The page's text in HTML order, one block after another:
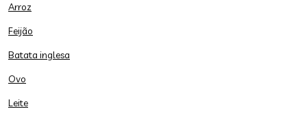
Arroz
Feijão
Batata inglesa
Ovo
Leite